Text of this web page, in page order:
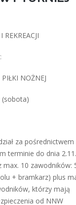
NOŻNEJ
za pośrednictwem
terminie do dnia
max. 10 zawodników:
+ bramkarz) plus
którzy mają
od NNW